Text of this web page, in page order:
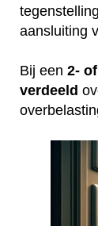
aansluiting
Bij een 2-
verdeeld